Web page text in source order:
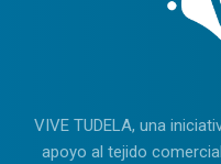
VIVE TUDELA, una
apoyo al tejido